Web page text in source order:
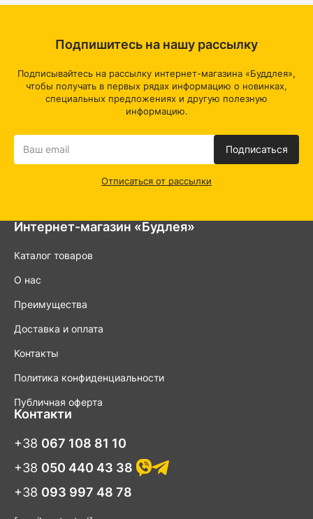
Интернет-магазин «Будлея»
Каталог товаров
О нас
Преимущества
Доставка и оплата
Контакты
Политика конфиденциальности
Публичная оферта
Контакти
+38 067 108 81 10
+38 050 440 43 38
+38 093 997 48 78
Подпишитесь на нашу рассылку
Подписывайтесь на рассылку интернет-магазина «Буддлея»,
чтобы получать в первых рядах информацию о новинках,
специальных предложениях и другую полезную
информацию.
Подписаться
Отписаться от рассылки